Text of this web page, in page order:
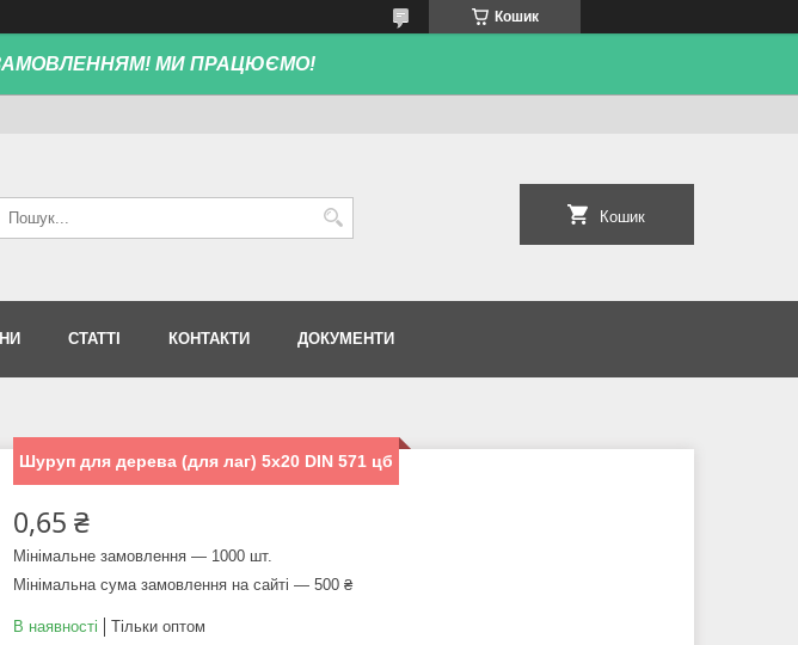
Кошик
МИ ПРАЦЮЄМО!
Кошик
СТАТТІ КОНТАКТИ ДОКУМЕНТИ
Шуруп для дерева (для лаг) 5х20 DIN 571 цб
0,65 ₴
Мінімальне замовлення — 1000 шт.
Мінімальна сума замовлення на сайті — 500 ₴
В наявності Тільки оптом